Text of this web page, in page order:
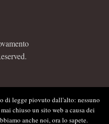
di legge piovuto dall'alto: nessuno
chiuso un sito web a causa dei
anche noi, ora lo sapete.